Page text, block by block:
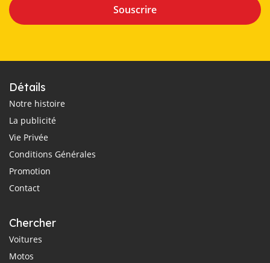
Souscrire
Détails
Notre histoire
La publicité
Vie Privée
Conditions Générales
Promotion
Contact
Chercher
Voitures
Motos